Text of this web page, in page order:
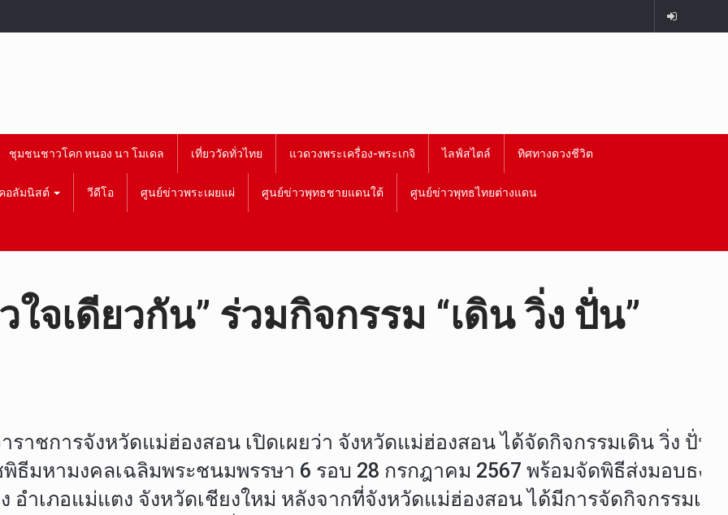
ชุมชนชาวโคก หนอง นา โมเดล เที่ยววัดทั่วไทย แวดวงพระเครื่อง-พระเกจิ ไลฟ์สไตล์ ทิศทางดวงชีวิต
คอลัมนิสต์ วีดีโอ ศูนย์ข่าวพระเผยแผ่ ศูนย์ข่าวพุทธชายแดนใต้ ศูนย์ข่าวพุทธไทยต่างแดน
จเดียวกัน” ร่วมกิจกรรม “เดิน วิ่ง ปั่น”
าชการจังหวัดแม่ฮ่องสอน เปิดเผยว่า จังหวัดแม่ฮ่องสอน ได้จัดกิจกรรมเดิน วิ่ง ปั่น
พิธีมหามงคลเฉลิมพระชนมพรรษา 6 รอบ 28 กรกฎาคม 2567 พร้อมจัดพิธีส่งมอบธ
าเภอแม่แตง จังหวัดเชียงใหม่ หลังจากที่จังหวัดแม่ฮ่องสอน ได้มีการจัดกิจกรรมเ